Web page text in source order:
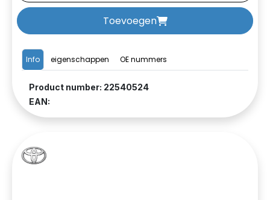
Info eigenschappen OE nummers
Product number: 22540524
EAN:
Toevoegen